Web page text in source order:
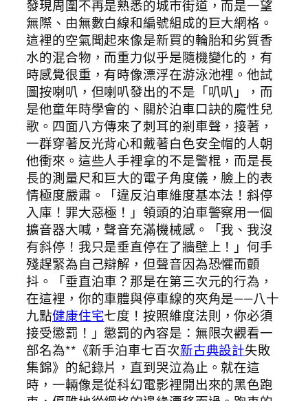
發現周圍不再是熟悉的城市街道，而是一望
無際、由無數白線和編號組成的巨大網格。
這裡的空氣聞起來像是新買的輪胎和劣質香
水的混合物，而重力似乎是隨機變化的，有
時感覺很重，有時像漂浮在游泳池裡。他試
圖按喇叭，但喇叭發出的不是「叭叭」，而
是他童年時學會的、關於泊車口訣的魔性兒
歌。四面八方傳來了刺耳的剎車聲，接著，
一群穿著反光背心和戴著白色安全帽的人朝
他衝來。這些人手裡拿的不是警棍，而是長
長的測量尺和巨大的電子角度儀，臉上的表
情極度嚴肅。「違反泊車維度基本法！斜停
入庫！罪大惡極！」領頭的泊車警察用一個
擴音器大喊，聲音充滿機械感。「我、我沒
有斜停！我只是垂直停在了牆壁上！」何手
殘趕緊為自己辯解，但聲音因為恐懼而顫
抖。「垂直泊車？那是在第三次元的行為，
在這裡，你的車體與停車線的夾角是——八十
九點健康住宅七度！按照維度法則，你必須
接受懲罰！」懲罰的內容是：無限次觀看一
部名為**《新手泊車七百次新古典設計失敗
集錦》的紀錄片，直到哭泣為止。就在這
時，一輛像是從科幻電影裡開出來的黑色跑